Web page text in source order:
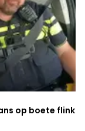
op boete flink